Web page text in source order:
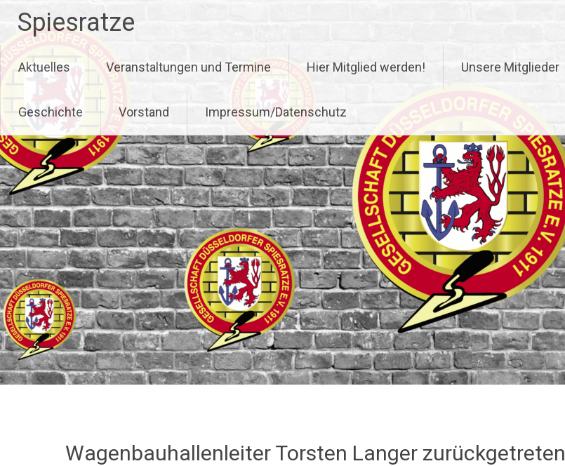
Inhalt
springen
Spiesratze
Aktuelles Veranstaltungen und Termine Hier Mitglied werden! Unsere Mitglieder
Geschichte Vorstand Impressum/Datenschutz
Wagenbauhallenleiter Torsten Langer zurückgetreten